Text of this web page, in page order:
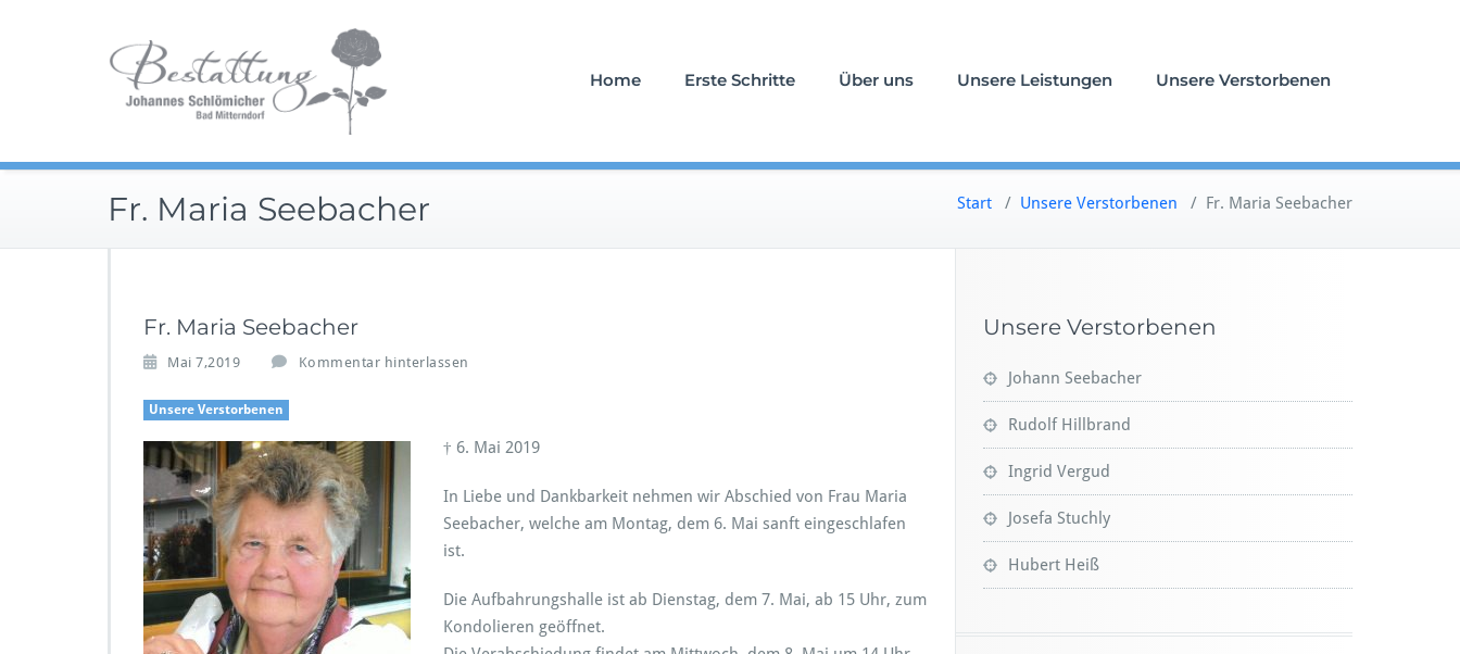
Home Erste Schritte Über uns Unsere Leistungen Unsere Verstorbenen
Fr. Maria Seebacher Start / Unsere Verstorbenen / Fr. Maria Seebacher
Fr. Maria Seebacher
Mai 7,2019 Kommentar hinterlassen
Unsere Verstorbenen
† 6. Mai 2019
In Liebe und Dankbarkeit nehmen wir Abschied von Frau Maria
Seebacher, welche am Montag, dem 6. Mai sanft eingeschlafen
ist.
Die Aufbahrungshalle ist ab Dienstag, dem 7. Mai, ab 15 Uhr, zum
Kondolieren geöffnet.
Unsere Verstorbenen
Johann Seebacher
Rudolf Hillbrand
Ingrid Vergud
Josefa Stuchly
Hubert Heiß